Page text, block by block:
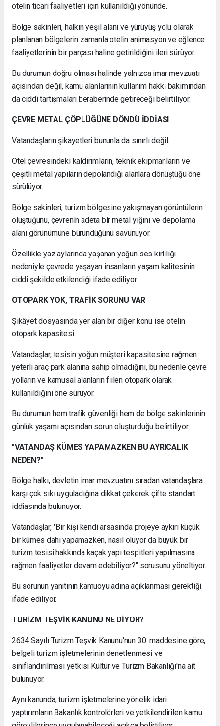
otelin ticari faaliyetleri için kullanıldığı yönünde.
Bölge sakinleri, halkın yeşil alanı ve yürüyüş yolu olarak
planlanan bölgelerin zamanla otelin animasyon ve eğlence
faaliyetlerinin bir parçası haline getirildiğini ileri sürüyor.
Bu durumun doğru olması halinde yalnızca imar mevzuatı
açısından değil, kamu alanlarının kullanım hakkı bakımından
da ciddi tartışmaları beraberinde getireceği belirtiliyor.
ÇEVRE METAL ÇÖPLÜĞÜNE DÖNDÜ İDDİASI
Vatandaşların şikayetleri bununla da sınırlı değil.
Otel çevresindeki kaldırımların, teknik ekipmanların ve
çeşitli metal yapıların depolandığı alanlara dönüştüğü öne
sürülüyor.
Bölge sakinleri, turizm bölgesine yakışmayan görüntülerin
oluştuğunu, çevrenin adeta bir metal yığını ve depolama
alanı görünümüne büründüğünü savunuyor.
Özellikle yaz aylarında yaşanan yoğun ses kirliliği
nedeniyle çevrede yaşayan insanların yaşam kalitesinin
ciddi şekilde etkilendiği ifade ediliyor.
OTOPARK YOK, TRAFİK SORUNU VAR
Şikâyet dosyasında yer alan bir diğer konu ise otelin
otopark kapasitesi.
Vatandaşlar, tesisin yoğun müşteri kapasitesine rağmen
yeterli araç park alanına sahip olmadığını, bu nedenle çevre
yolların ve kamusal alanların fiilen otopark olarak
kullanıldığını öne sürüyor.
Bu durumun hem trafik güvenliği hem de bölge sakinlerinin
günlük yaşamı açısından sorun oluşturduğu belirtiliyor.
"VATANDAŞ KÜMES YAPAMAZKEN BU AYRICALIK
NEDEN?"
Bölge halkı, devletin imar mevzuatını sıradan vatandaşlara
karşı çok sıkı uyguladığına dikkat çekerek çifte standart
iddiasında bulunuyor.
Vatandaşlar, "Bir kişi kendi arsasında projeye aykırı küçük
bir kümes dahi yapamazken, nasıl oluyor da büyük bir
turizm tesisi hakkında kaçak yapı tespitleri yapılmasına
rağmen faaliyetler devam edebiliyor?" sorusunu yöneltiyor.
Bu sorunun yanıtının kamuoyu adına açıklanması gerektiği
ifade ediliyor.
TURİZM TEŞVİK KANUNU NE DİYOR?
2634 Sayılı Turizm Teşvik Kanunu'nun 30. maddesine göre,
belgeli turizm işletmelerinin denetlenmesi ve
sınıflandırılması yetkisi Kültür ve Turizm Bakanlığı'na ait
bulunuyor.
Aynı kanunda, turizm işletmelerine yönelik idari
yaptırımların Bakanlık kontrolörleri ve yetkilendirilen kamu